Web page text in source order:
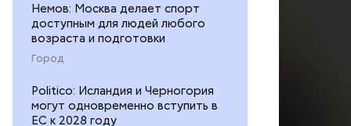
Немов: Москва делает спорт
доступным для людей любого
возраста и подготовки
Город
Politico: Исландия и Черногория
могут одновременно вступить в
ЕС к 2028 году